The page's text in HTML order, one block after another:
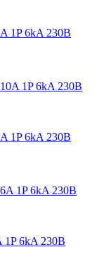
1P 6kA 230В
1P 6kA 230В
1P 6kA 230В